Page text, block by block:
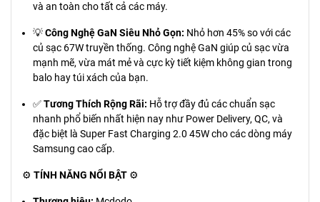
và an toàn cho tất cả các máy.
💡Công Nghệ GaN Siêu Nhỏ Gọn: Nhỏ hơn 45% so với các
củ sạc 67W truyền thống. Công nghệ GaN giúp củ sạc vừa
mạnh mẽ, vừa mát mẻ và cực kỳ tiết kiệm không gian trong
balo hay túi xách của bạn.
✅Tương Thích Rộng Rãi: Hỗ trợ đầy đủ các chuẩn sạc
nhanh phổ biến nhất hiện nay như Power Delivery, QC, và
đặc biệt là Super Fast Charging 2.0 45W cho các dòng máy
Samsung cao cấp.
⚙️ TÍNH NĂNG NỔI BẬT ⚙️